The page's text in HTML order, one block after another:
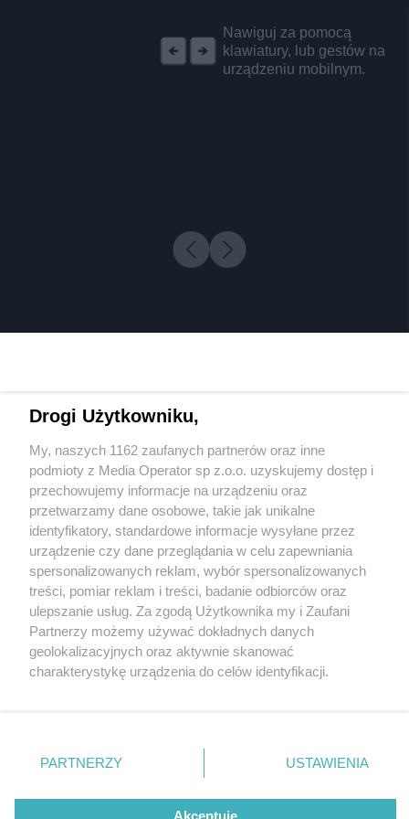
Nawiguj za pomocą
klawiatury, lub gestów na
urządzeniu mobilnym.
4 / 0
Wydawca mediów lokalnych
Nie zapomnij
zapoznać się z:
polityką prywatności regulamin korzystania z portali
Twojemiasto
Piekary Śląskie
Chorzów
Tarnowskie Góry
Gliwice
Skontakuj sięz nami
Kontakt
Wydawca
Redakcja
Drogi Użytkowniku,
My, naszych 1162 zaufanych partnerów oraz inne
podmioty z Media Operator sp z.o.o. uzyskujemy dostęp i
przechowujemy informacje na urządzeniu oraz
przetwarzamy dane osobowe, takie jak unikalne
identyfikatory, standardowe informacje wysyłane przez
urządzenie czy dane przeglądania w celu zapewniania
spersonalizowanych reklam, wybór spersonalizowanych
treści, pomiar reklam i treści, badanie odbiorców oraz
ulepszanie usług. Za zgodą Użytkownika my i Zaufani
Partnerzy możemy używać dokładnych danych
geolokalizacyjnych oraz aktywnie skanować
charakterystykę urządzenia do celów identyfikacji.
zmienić/wycofać klikając przycisk ustawień prywatności
znajdujący się w lewym dolnym rogu strony
rodzaje przetwarzania danych nie wymagają zgody
użytkownika, ale masz prawo sprzeciwić się takiemu
PARTNERZY USTAWIENIA
Akceptuję